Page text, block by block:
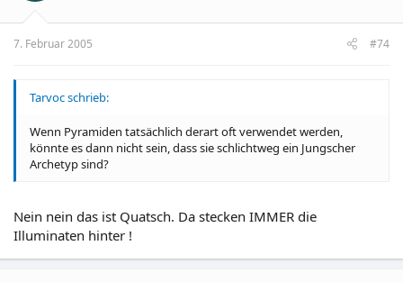
7. Februar 2005 #74
Tarvoc schrieb:
Wenn Pyramiden tatsächlich derart oft verwendet werden,
könnte es dann nicht sein, dass sie schlichtweg ein Jungscher
Archetyp sind?
Nein nein das ist Quatsch. Da stecken IMMER die
Illuminaten hinter !